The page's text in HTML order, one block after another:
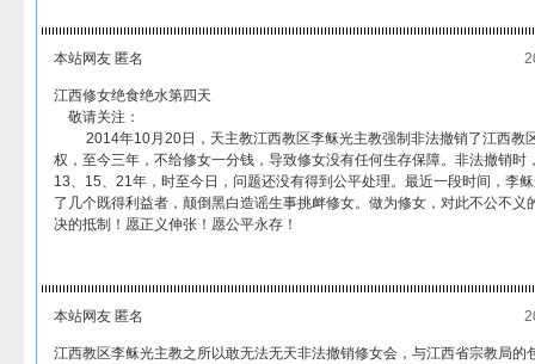
本站网友 匿名
江西修女绝食绝水第四天
敬请关注：
2014年10月20日，天主教江西教区李稣光主教强制非法撤销了江西教
权，至今三年，不给修女一分钱，导致修女没有任何生存保障。非法撤销时
13、15、21年，时至今日，问题还没有得到公平处理。最近一段时间，李
了几个既得利益者，颠倒黑白造谣生事挑衅修女。做为修女，对此不公不义
决的抵制！愿正义伸张！愿公平永存！
本站网友 匿名
江西教区李稣光主教之所以敢无法无天非法撤销修女会，与江西省宗教局的